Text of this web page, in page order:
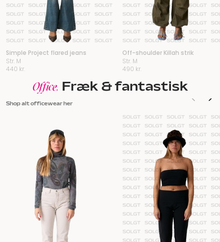
Simple Project flared jeans
Str. M
440 kr.
Off-shoulder Killah strik
Str. M
490 kr.
Office. Fræk & fantastisk
Shop alt officewear her